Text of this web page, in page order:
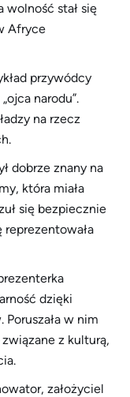
wolność stał się
Afryce
przywódcy
narodu”.
na rzecz
dobrze znany na
która miała
się bezpiecznie
dzięki
w nim
z kulturą,
założyciel